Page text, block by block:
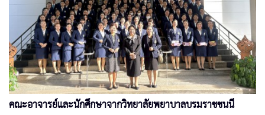
คณะอาจารย์และนักศึกษาจากวิทยาลัยพยาบาลบรมราชชนนี